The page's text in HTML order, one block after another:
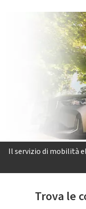
Il servizio di mobilità
Trova le